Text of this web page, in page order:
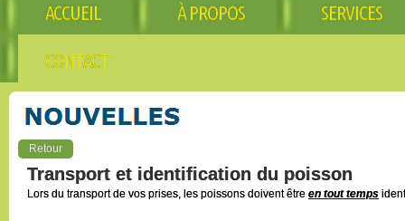
ACCUEIL À PROPOS SERVICES
CONTACT
Retour
Transport et identification du poisson
Lors du transport de vos prises, les poissons doivent être en tout temps